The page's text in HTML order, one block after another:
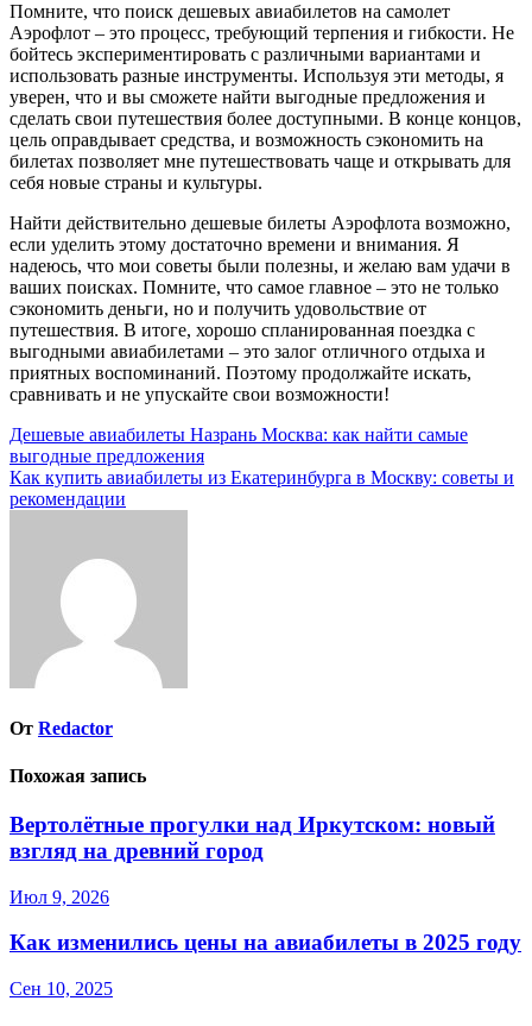
Помните, что поиск дешевых авиабилетов на самолет
Аэрофлот – это процесс, требующий терпения и гибкости. Не
бойтесь экспериментировать с различными вариантами и
использовать разные инструменты. Используя эти методы, я
уверен, что и вы сможете найти выгодные предложения и
сделать свои путешествия более доступными. В конце концов,
цель оправдывает средства, и возможность сэкономить на
билетах позволяет мне путешествовать чаще и открывать для
себя новые страны и культуры.
Найти действительно дешевые билеты Аэрофлота возможно,
если уделить этому достаточно времени и внимания. Я
надеюсь, что мои советы были полезны, и желаю вам удачи в
ваших поисках. Помните, что самое главное – это не только
сэкономить деньги, но и получить удовольствие от
путешествия. В итоге, хорошо спланированная поездка с
выгодными авиабилетами – это залог отличного отдыха и
приятных воспоминаний. Поэтому продолжайте искать,
сравнивать и не упускайте свои возможности!
Навигация
по
записям
Дешевые авиабилеты Назрань Москва: как найти самые
выгодные предложения
Как купить авиабилеты из Екатеринбурга в Москву: советы и
рекомендации
От Redactor
Похожая запись
Вертолётные прогулки над Иркутском: новый
взгляд на древний город
Июл 9, 2026
Как изменились цены на авиабилеты в 2025 году
Сен 10, 2025